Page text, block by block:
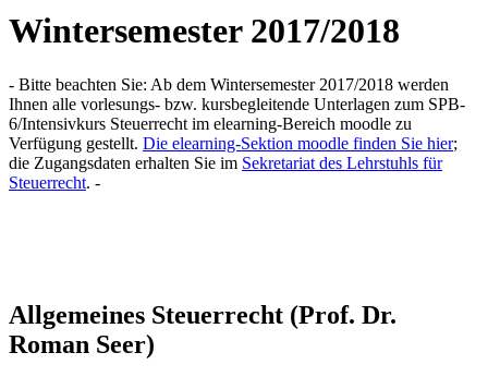
Wintersemester 2017/2018
- Bitte beachten Sie: Ab dem Wintersemester 2017/2018 werden
Ihnen alle vorlesungs- bzw. kursbegleitende Unterlagen zum SPB-
6/Intensivkurs Steuerrecht im elearning-Bereich moodle zu
Verfügung gestellt. Die elearning-Sektion moodle finden Sie hier;
die Zugangsdaten erhalten Sie im Sekretariat des Lehrstuhls für
Steuerrecht. -
Allgemeines Steuerrecht (Prof. Dr.
Roman Seer)